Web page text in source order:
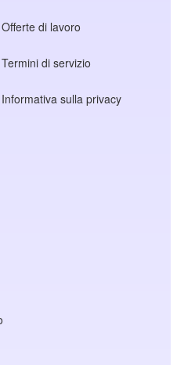
Offerte di lavoro
Termini di servizio
Informativa sulla privacy